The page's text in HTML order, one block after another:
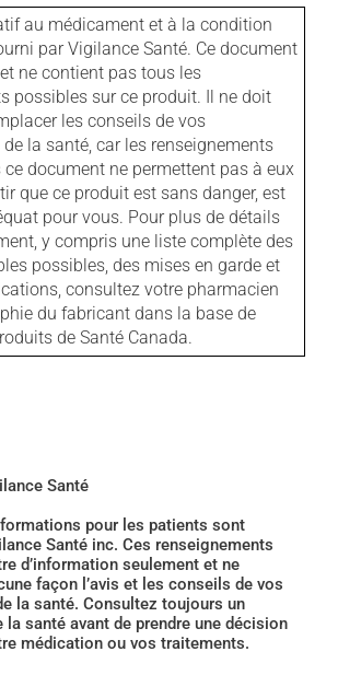
au médicament et à la condition
par Vigilance Santé. Ce document
ne contient pas tous les
possibles sur ce produit. Il ne doit
les conseils de vos
la santé, car les renseignements
document ne permettent pas à eux
que ce produit est sans danger, est
pour vous. Pour plus de détails
y compris une liste complète des
possibles, des mises en garde et
consultez votre pharmacien
du fabricant dans la base de
de Santé Canada.
Santé
pour les patients sont
Santé inc. Ces renseignements
d’information seulement et ne
façon l’avis et les conseils de vos
la santé. Consultez toujours un
la santé avant de prendre une décision
médication ou vos traitements.